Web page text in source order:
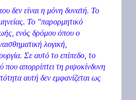
δεν είναι η μόνη δυνατή. Το
Το "παρορμητικό
ενός δρόμου όπου ο
λογική,
Σε αυτό το επίπεδο, το
που απορρίπτει τη ριψοκίνδυνη
αυτή δεν εμφανίζεται ως